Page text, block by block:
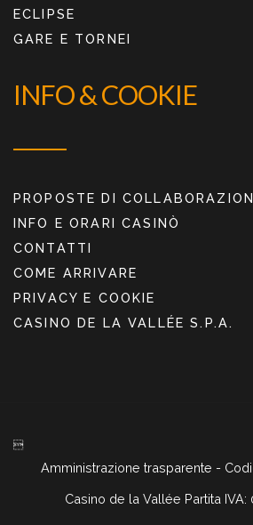
ECLIPSE
GARE E TORNEI
INFO & COOKIE
PROPOSTE DI
INFO E ORARI CASINÒ
CONTATTI
COME ARRIVARE
PRIVACY E COOKIE
CASINO DE LA VALLÉE S.P.A.

Amministrazione trasparente -
Casino de la Vallée Partita IVA: